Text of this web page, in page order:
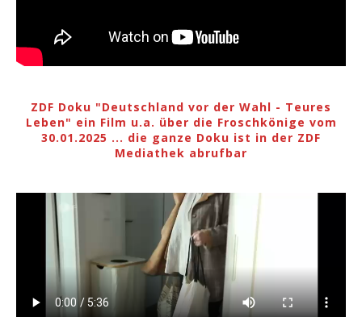
ZDF Doku "Deutschland vor der Wahl - Teures
Leben" ein Film u.a. über die Froschkönige vom
30.01.2025 ... die ganze Doku ist in der ZDF
Mediathek abrufbar